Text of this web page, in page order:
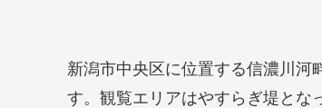
新潟市中央区に位置する信濃川河
す。観覧エリアはやすらぎ堤とな